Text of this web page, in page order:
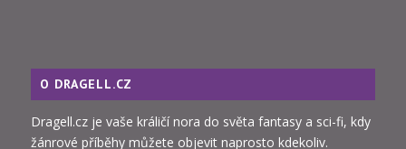
O DRAGELL.CZ
Dragell.cz je vaše králičí nora do světa fantasy a sci-fi, kdy
žánrové příběhy můžete objevit naprosto kdekoliv.